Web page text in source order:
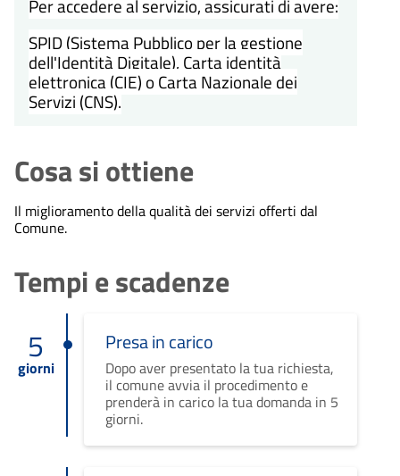
Per accedere al servizio, assicurati di avere:
SPID (Sistema Pubblico per la gestione
dell'Identità Digitale), Carta identità
elettronica (CIE) o Carta Nazionale dei
Servizi (CNS).
Cosa si ottiene
Il miglioramento della qualità dei servizi offerti dal
Comune.
Tempi e scadenze
5
giorni
Presa in carico
Dopo aver presentato la tua richiesta,
il comune avvia il procedimento e
prenderà in carico la tua domanda in 5
giorni.